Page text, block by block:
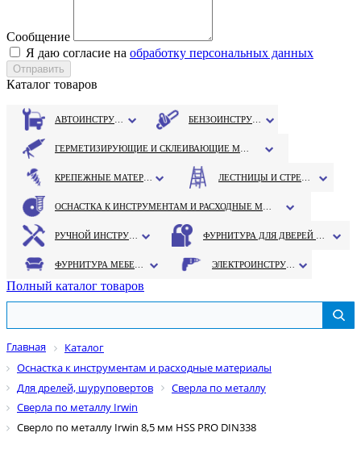
Сообщение
Я даю согласие на обработку персональных данных
Каталог товаров
Полный каталог товаров
Главная
Каталог
Оснастка к инструментам и расходные материалы
Для дрелей, шуруповертов
Сверла по металлу
Сверла по металлу Irwin
Сверло по металлу Irwin 8,5 мм HSS PRO DIN338